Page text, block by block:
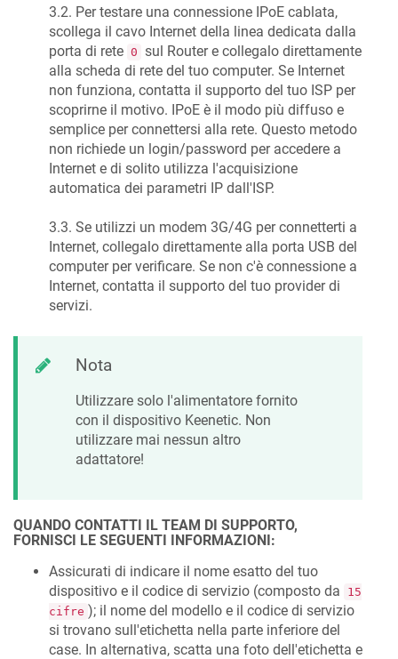
3.2. Per testare una connessione IPoE cablata,
scollega il cavo Internet della linea dedicata dalla
porta di rete 0 sul Router e collegalo direttamente
alla scheda di rete del tuo computer. Se Internet
non funziona, contatta il supporto del tuo ISP per
scoprirne il motivo. IPoE è il modo più diffuso e
semplice per connettersi alla rete. Questo metodo
non richiede un login/password per accedere a
Internet e di solito utilizza l'acquisizione
automatica dei parametri IP dall'ISP.
3.3. Se utilizzi un modem 3G/4G per connetterti a
Internet, collegalo direttamente alla porta USB del
computer per verificare. Se non c'è connessione a
Internet, contatta il supporto del tuo provider di
servizi.
Nota
Utilizzare solo l'alimentatore fornito
con il dispositivo Keenetic. Non
utilizzare mai nessun altro
adattatore!
QUANDO CONTATTI IL TEAM DI SUPPORTO,
FORNISCI LE SEGUENTI INFORMAZIONI:
Assicurati di indicare il nome esatto del tuo
dispositivo e il codice di servizio (composto da
15
cifre ); il nome del modello e il codice di servizio
si trovano sull'etichetta nella parte inferiore del
case. In alternativa, scatta una foto dell'etichetta e